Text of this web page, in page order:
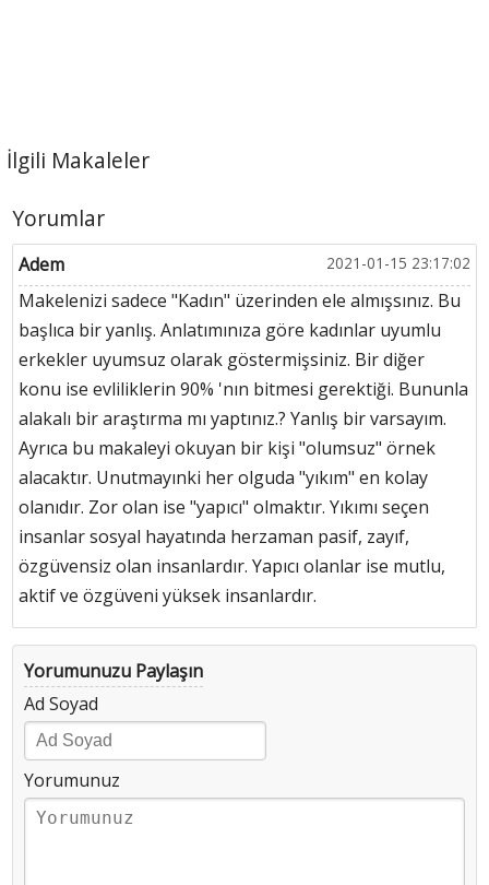
İlgili Makaleler
Yorumlar
Adem 2021-01-15 23:17:02
Makelenizi sadece "Kadın" üzerinden ele almışsınız. Bu
başlıca bir yanlış. Anlatımınıza göre kadınlar uyumlu
erkekler uyumsuz olarak göstermişsiniz. Bir diğer
konu ise evliliklerin 90% 'nın bitmesi gerektiği. Bununla
alakalı bir araştırma mı yaptınız.? Yanlış bir varsayım.
Ayrıca bu makaleyi okuyan bir kişi "olumsuz" örnek
alacaktır. Unutmayınki her olguda "yıkım" en kolay
olanıdır. Zor olan ise "yapıcı" olmaktır. Yıkımı seçen
insanlar sosyal hayatında herzaman pasif, zayıf,
özgüvensiz olan insanlardır. Yapıcı olanlar ise mutlu,
aktif ve özgüveni yüksek insanlardır.
Yorumunuzu Paylaşın
Ad Soyad
Yorumunuz